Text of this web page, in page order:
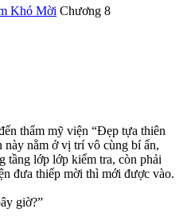
Khó Mời Chương 8
thẩm mỹ viện “Đẹp tựa thiên
này nằm ở vị trí vô cùng bí ẩn,
tầng lớp lớp kiểm tra, còn phải
đưa thiếp mời thì mới được vào.
giờ?”